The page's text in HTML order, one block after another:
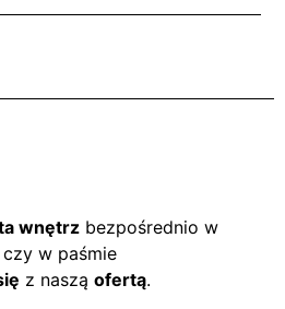
wnętrz bezpośrednio w
czy w paśmie
z naszą ofertą.